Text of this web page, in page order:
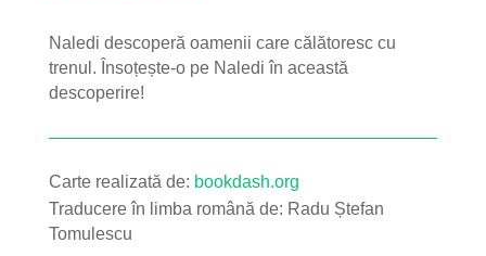
Naledi descoperă oamenii care călătoresc cu
trenul. Însoțește-o pe Naledi în această
descoperire!
Carte realizată de: bookdash.org
Traducere în limba română de: Radu Ștefan
Tomulescu